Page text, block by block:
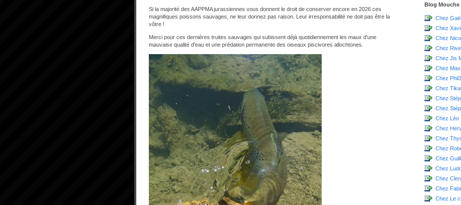
Si la majorité des AAPPMA jurassiennes vous donnent le droit de conserver encore en 2026 ces
magnifiques poissons sauvages, ne leur donnez pas raison. Leur irresponsabilité ne doit pas être la
vôtre !
Merci pour ces dernières truites sauvages qui subissent déjà quotidiennement les maux d'une
mauvaise qualité d'eau et une prédation permanente des oiseaux piscivores allochtones.
Blog Mouche
Chez Gaël
Chez
Chez Nico
Chez
Chez Jis
Chez
Chez
Chez
Chez
Chez
Chez Léo
Chez
Chez
Chez
Chez
Chez
Chez
Chez
Chez Le